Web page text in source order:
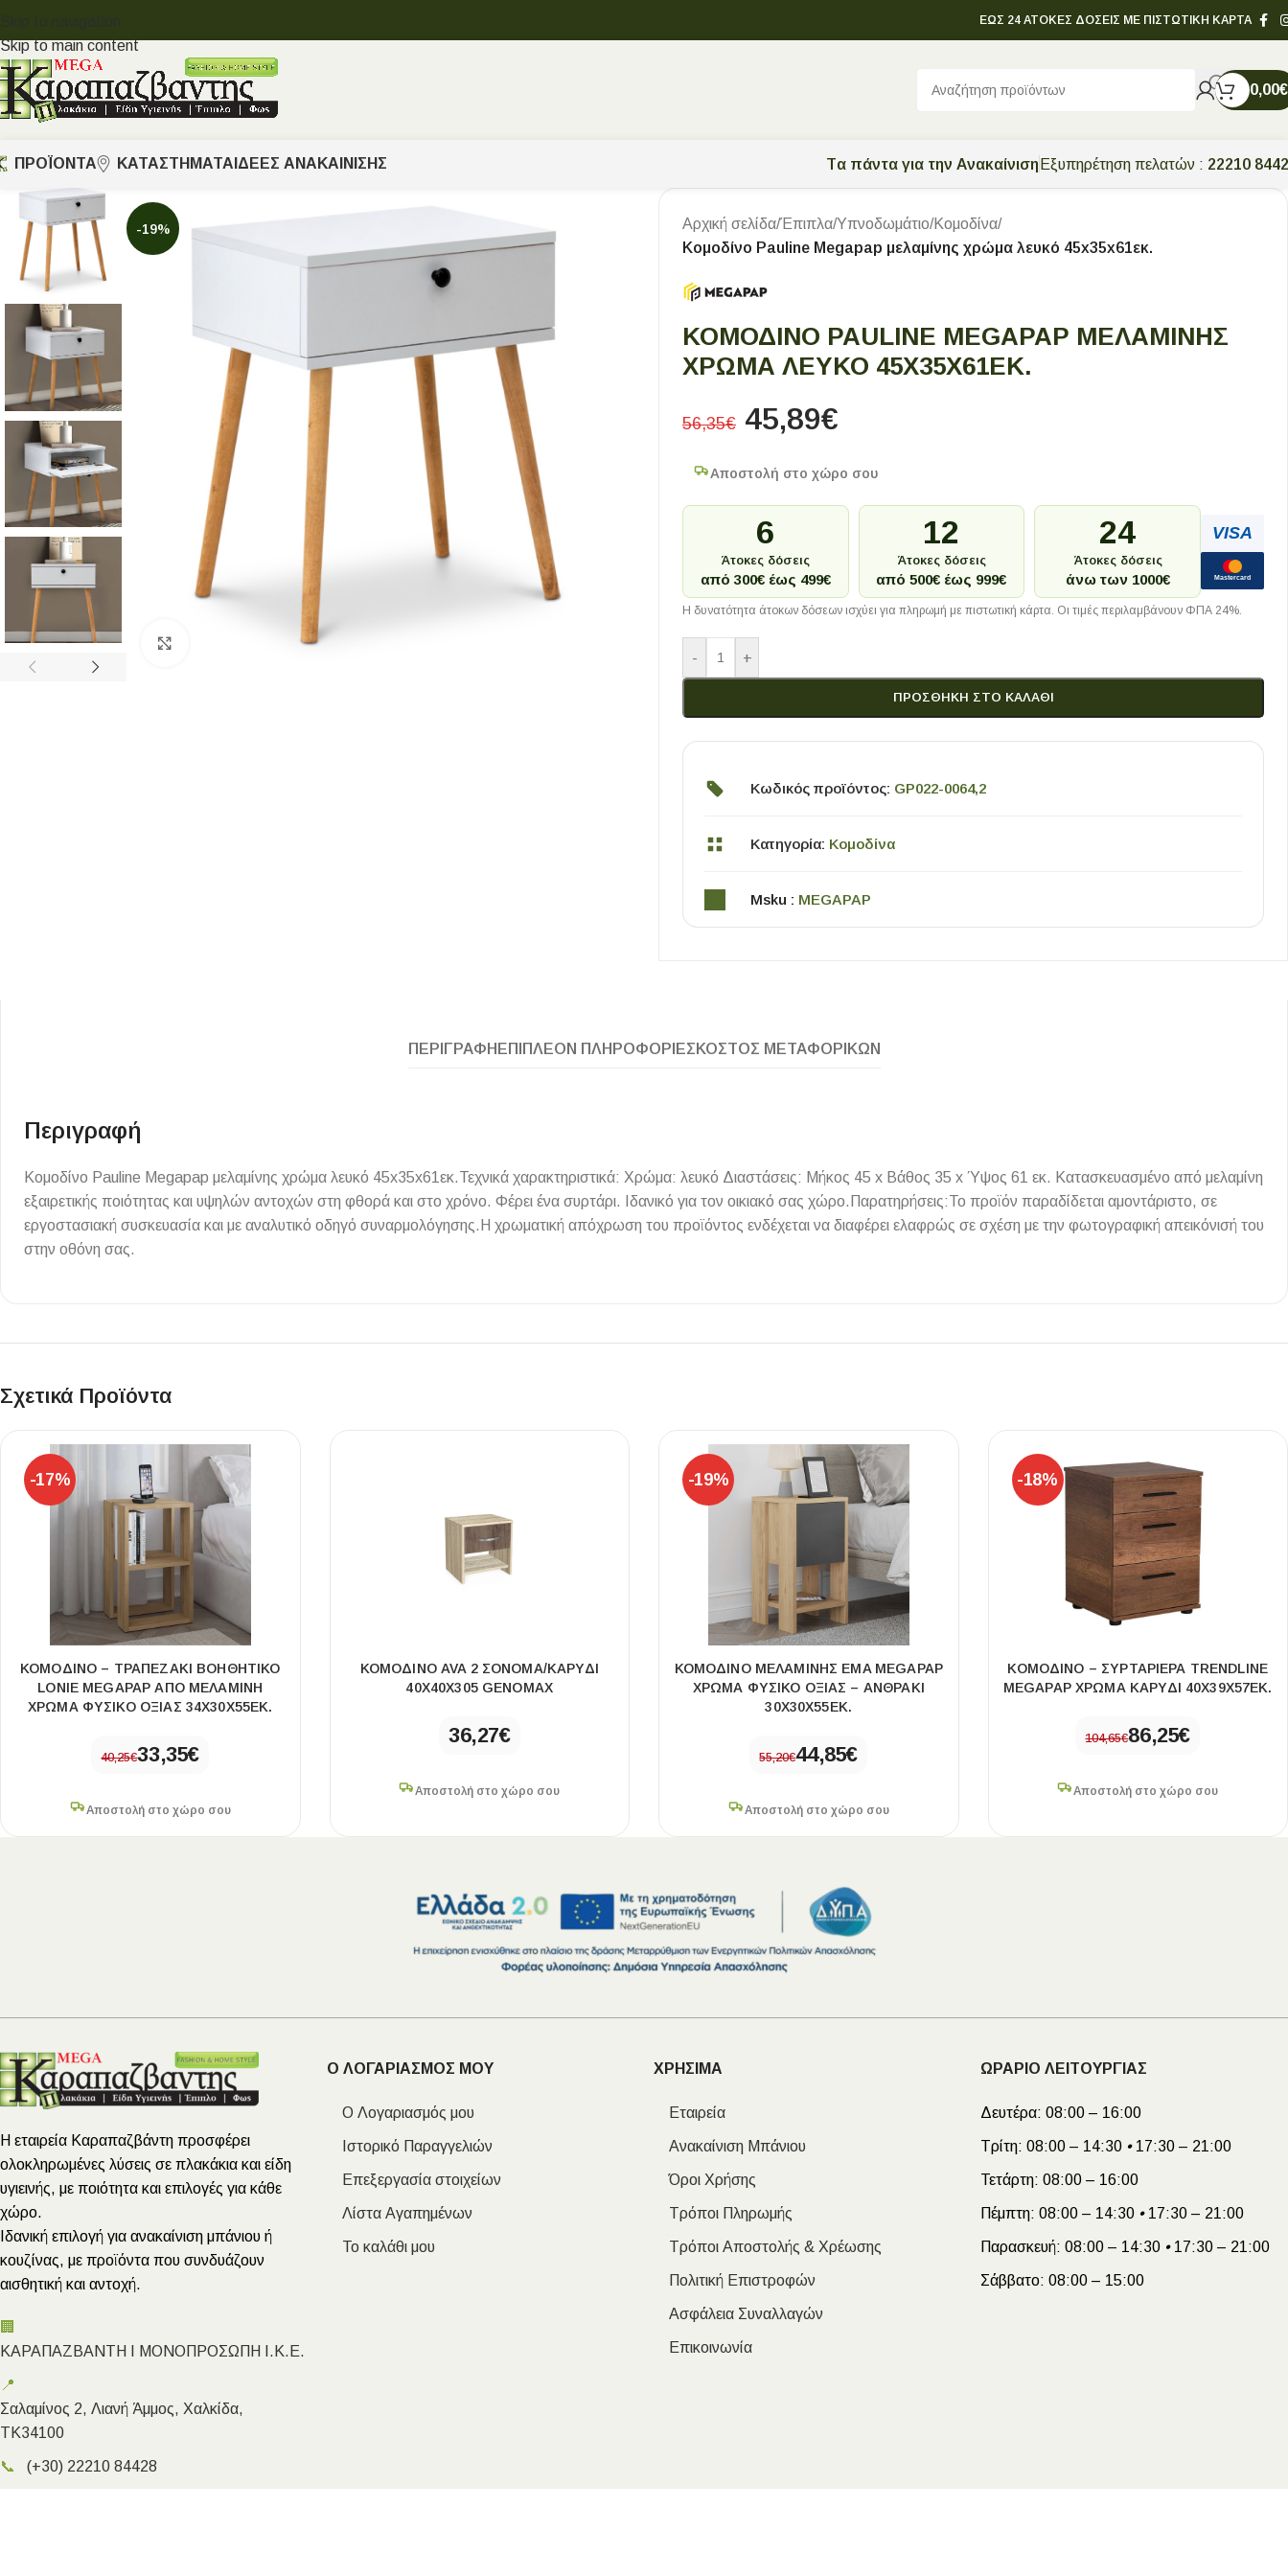
Skip to navigation
Skip to main content
ΕΩΣ 24 ΑΤΟΚΕΣ ΔΟΣΕΙΣ ΜΕ ΠΙΣΤΩΤΙΚΗ ΚΑΡΤΑ
0,00€
ΠΡΟΪΟΝΤΑ
Εσωτερικού Χώρου
Εξωτερικού Χώρου
Ντεκόρ - Μπάνιου
Τοίχου - Δαπέδου Μπάνιου
Τσιμέντο
Μάρμαρο
Μοντέρνο μαύρο ματ, μαρμάρινο εφέ, ρεκτιφιέ πλακίδιο πορσελάνης
ΔΕΣ ΤΟ
ΚΑΤΑΣΤΗΜΑΤΑ ΙΔΈΕΣ ΑΝΑΚΑΊΝΙΣΗΣ Tα πάντα για την Ανακαίνιση Εξυπηρέτηση πελατών : 22210
-19%
Κλικ για μεγέθυνση
Αρχική σελίδα/Έπιπλα/Υπνοδωμάτιο/Κομοδίνα/
Κομοδίνο Pauline Megapap μελαμίνης χρώμα λευκό 45x35x61εκ.
ΚΟΜΟΔΊΝΟ PAULINE MEGAPAP ΜΕΛΑΜΊΝΗΣ
ΧΡΏΜΑ ΛΕΥΚΌ 45X35X61ΕΚ.
56,35€ 45,89€
Αποστολή στο χώρο σου
6
Άτοκες δόσεις
από 300€ έως 499€
12
Άτοκες δόσεις
από 500€ έως 999€
24
Άτοκες δόσεις
άνω των 1000€
VISA
Mastercard
Η δυνατότητα άτοκων δόσεων ισχύει για πληρωμή με πιστωτική κάρτα. Οι τιμές περιλαμβάνουν ΦΠΑ 24%.
- +
ΠΡΟΣΘΉΚΗ ΣΤΟ ΚΑΛΆΘΙ
Κωδικός προϊόντος: GP022-0064,2
Κατηγορία: Κομοδίνα
Msku : MEGAPAP
ΠΕΡΙΓΡΑΦΉ ΕΠΙΠΛΈΟΝ ΠΛΗΡΟΦΟΡΊΕΣ ΚΌΣΤΟΣ ΜΕΤΑΦΟΡΙΚΏΝ
Περιγραφή
Κομοδίνο Pauline Megapap μελαμίνης χρώμα λευκό 45x35x61εκ.Τεχνικά χαρακτηριστικά: Χρώμα: λευκό Διαστάσεις: Μήκος 45 x Βάθος 35 x Ύψος 61 εκ. Κατασκευασμένο από μελαμίνη
εξαιρετικής ποιότητας και υψηλών αντοχών στη φθορά και στο χρόνο. Φέρει ένα συρτάρι. Ιδανικό για τον οικιακό σας χώρο.Παρατηρήσεις:Το προϊόν παραδίδεται αμοντάριστο, σε
εργοστασιακή συσκευασία και με αναλυτικό οδηγό συναρμολόγησης.Η χρωματική απόχρωση του προϊόντος ενδέχεται να διαφέρει ελαφρώς σε σχέση με την φωτογραφική απεικόνισή του
στην οθόνη σας.
Σχετικά Προϊόντα
-17%
ΚΟΜΟΔΊΝΟ – ΤΡΑΠΕΖΆΚΙ ΒΟΗΘΗΤΙΚΌ
LONIE MEGAPAP ΑΠΌ ΜΕΛΑΜΊΝΗ
ΧΡΏΜΑ ΦΥΣΙΚΌ ΟΞΙΆΣ 34X30X55ΕΚ.
40,25€33,35€
Αποστολή στο χώρο σου
ΚΟΜΟΔΊΝΟ AVA 2 ΣΌΝΟΜΑ/ΚΑΡΥΔΊ
40X40X305 GENOMAX
36,27€
Αποστολή στο χώρο σου
-19%
ΚΟΜΟΔΊΝΟ ΜΕΛΑΜΊΝΗΣ EMA MEGAPAP
ΧΡΏΜΑ ΦΥΣΙΚΌ ΟΞΙΆΣ – ΑΝΘΡΑΚΊ
30X30X55ΕΚ.
55,20€44,85€
Αποστολή στο χώρο σου
-18%
ΚΟΜΟΔΊΝΟ – ΣΥΡΤΑΡΙΈΡΑ TRENDLINE
MEGAPAP ΧΡΏΜΑ ΚΑΡΥΔΊ 40X39X57ΕΚ.
104,65€86,25€
Αποστολή στο χώρο σου
Η εταιρεία Καραπαζβάντη προσφέρει
ολοκληρωμένες λύσεις σε πλακάκια και είδη
υγιεινής, με ποιότητα και επιλογές για κάθε
χώρο.
Ιδανική επιλογή για ανακαίνιση μπάνιου ή
κουζίνας, με προϊόντα που συνδυάζουν
αισθητική και αντοχή.
🏢
ΚΑΡΑΠΑΖΒΑΝΤΗ Ι ΜΟΝΟΠΡΟΣΩΠΗ Ι.Κ.Ε.
📍
Σαλαμίνος 2, Λιανή Άμμος, Χαλκίδα,
ΤΚ34100
📞 (+30) 22210 84428
Ο ΛΟΓΑΡΙΑΣΜΟΣ ΜΟΥ
Ο Λογαριασμός μου
Ιστορικό Παραγγελιών
Επεξεργασία στοιχείων
Λίστα Αγαπημένων
Το καλάθι μου
ΧΡΗΣΙΜΑ
Εταιρεία
Ανακαίνιση Μπάνιου
Όροι Χρήσης
Τρόποι Πληρωμής
Τρόποι Αποστολής & Χρέωσης
Πολιτική Επιστροφών
Ασφάλεια Συναλλαγών
Επικοινωνία
ΩΡΑΡΙΟ ΛΕΙΤΟΥΡΓΙΑΣ
Δευτέρα: 08:00 – 16:00
Τρίτη: 08:00 – 14:30 •17:30 – 21:00
Τετάρτη: 08:00 – 16:00
Πέμπτη: 08:00 – 14:30 •17:30 – 21:00
Παρασκευή: 08:00 – 14:30 •17:30 – 21:00
Σάββατο: 08:00 – 15:00